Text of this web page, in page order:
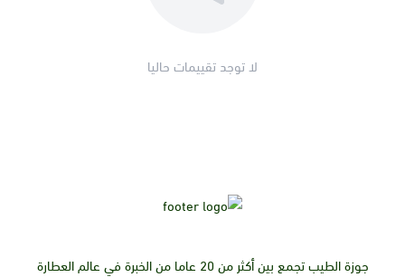
يمكن استخدامه في تحضير الشوربات، الصلصات، المخللات، وحتى
لا توجد تقييمات حاليا
جوزة الطيب تجمع بين أكثر من 20 عاما من الخبرة في عالم العطارة